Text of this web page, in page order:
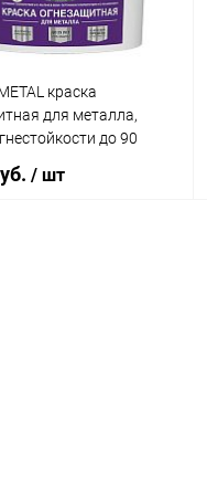
termal
краска
для металла,
до 90
(6кг)
/ шт